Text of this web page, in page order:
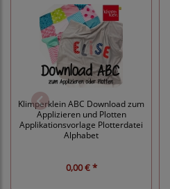
Klimperklein ABC Download zum
Applizieren und Plotten
Applikationsvorlage Plotterdatei
Alphabet
0,00 € *